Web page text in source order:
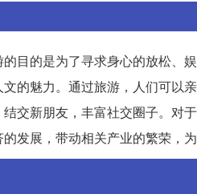
目的是为了寻求身心的放松、
的魅力。通过旅游，人们可以
交新朋友，丰富社交圈子。对
发展，带动相关产业的繁荣，为